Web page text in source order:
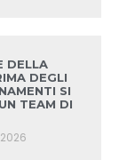
DELLA
DEGLI
SI
TEAM DI